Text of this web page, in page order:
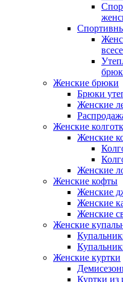
Женские брюки
Брюки
Женские
Женские
Женские
Женские
Женские кофты
Женские
Женские
Женские
Женские
Женские куртки
Куртки из